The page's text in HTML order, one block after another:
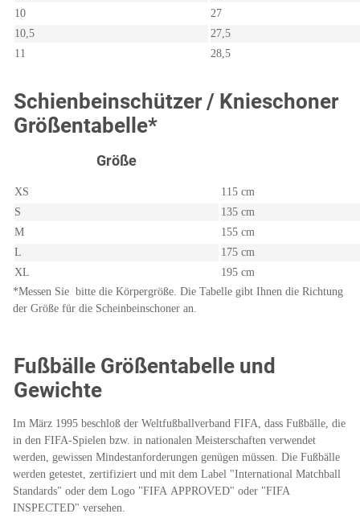
10
27
10,5
27,5
11
28,5
Schienbeinschützer / Knieschoner
Größentabelle*
Größe
XS
115 cm
S
135 cm
M
155 cm
L
175 cm
XL
195 cm
*Messen Sie bitte die Körpergröße. Die Tabelle gibt Ihnen die Richtung
der Größe für die Scheinbeinschoner an.
Fußbälle Größentabelle und
Gewichte
Im März 1995 beschloß der Weltfußballverband FIFA, dass Fußbälle, die
in den FIFA-Spielen bzw. in nationalen Meisterschaften verwendet
werden, gewissen Mindestanforderungen genügen müssen. Die Fußbälle
werden getestet, zertifiziert und mit dem Label "International Matchball
Standards" oder dem Logo "FIFA APPROVED" oder "FIFA
INSPECTED" versehen.